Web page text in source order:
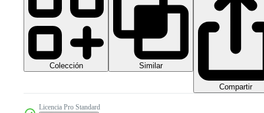
Colección Similar
Compartir
Licencia Pro Standard